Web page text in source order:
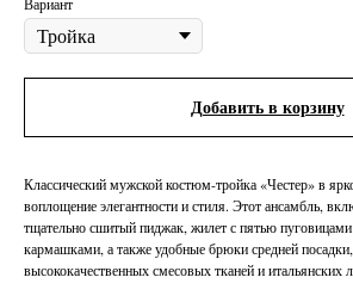
Вариант
Добавить в корзину
Классический мужской костюм-тройка «Честер» в
воплощение элегантности и стиля. Этот ансамбль,
тщательно сшитый пиджак, жилет с пятью
кармашками, а также удобные брюки средней
высококачественных смесовых тканей и итальянских